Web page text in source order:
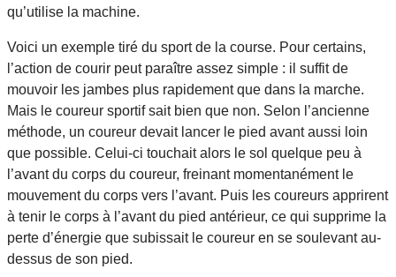
qu’utilise la machine.
Voici un exemple tiré du sport de la course. Pour certains,
l’action de courir peut paraître assez simple : il suffit de
mouvoir les jambes plus rapidement que dans la marche.
Mais le coureur sportif sait bien que non. Selon l’ancienne
méthode, un coureur devait lancer le pied avant aussi loin
que possible. Celui-ci touchait alors le sol quelque peu à
l’avant du corps du coureur, freinant momentanément le
mouvement du corps vers l’avant. Puis les coureurs apprirent
à tenir le corps à l’avant du pied antérieur, ce qui supprime la
perte d’énergie que subissait le coureur en se soulevant au-
dessus de son pied.